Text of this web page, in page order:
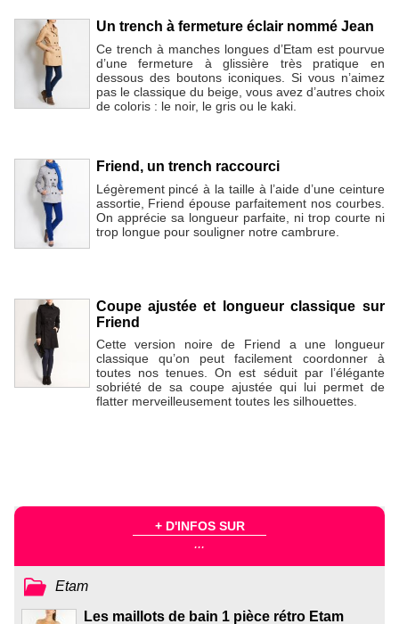
Un trench à fermeture éclair nommé Jean
Ce trench à manches longues d’Etam est pourvue
d’une fermeture à glissière très pratique en
dessous des boutons iconiques. Si vous n’aimez
pas le classique du beige, vous avez d’autres choix
de coloris : le noir, le gris ou le kaki.
Friend, un trench raccourci
Légèrement pincé à la taille à l’aide d’une ceinture
assortie, Friend épouse parfaitement nos courbes.
On apprécie sa longueur parfaite, ni trop courte ni
trop longue pour souligner notre cambrure.
Coupe ajustée et longueur classique sur
Friend
Cette version noire de Friend a une longueur
classique qu’on peut facilement coordonner à
toutes nos tenues. On est séduit par l’élégante
sobriété de sa coupe ajustée qui lui permet de
flatter merveilleusement toutes les silhouettes.
+ D'INFOS SUR
...
Etam
Les maillots de bain 1 pièce rétro Etam